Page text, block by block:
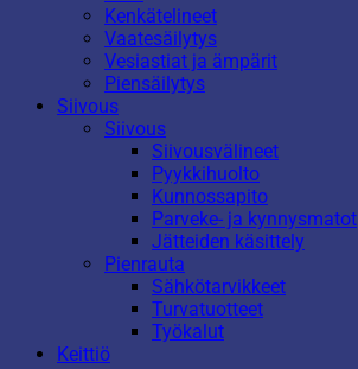
Kenkätelineet
Vaatesäilytys
Vesiastiat ja ämpärit
Piensäilytys
Siivous
Siivous
Siivousvälineet
Pyykkihuolto
Kunnossapito
Parveke- ja kynnysmatot
Jätteiden käsittely
Pienrauta
Sähkötarvikkeet
Turvatuotteet
Työkalut
Keittiö